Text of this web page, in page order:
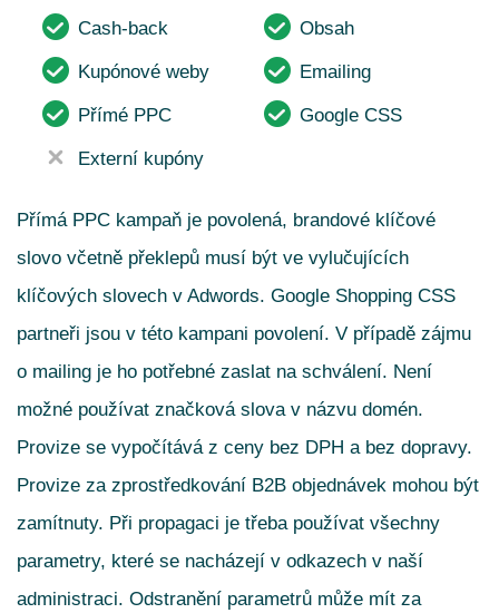
Cash-back Obsah
Kupónové weby Emailing
Přímé PPC Google CSS
Externí kupóny
Přímá PPC kampaň je povolená, brandové klíčové
slovo včetně překlepů musí být ve vylučujících
klíčových slovech v Adwords. Google Shopping CSS
partneři jsou v této kampani povolení. V případě zájmu
o mailing je ho potřebné zaslat na schválení. Není
možné používat značková slova v názvu domén.
Provize se vypočítává z ceny bez DPH a bez dopravy.
Provize za zprostředkování B2B objednávek mohou být
zamítnuty. Při propagaci je třeba používat všechny
parametry, které se nacházejí v odkazech v naší
administraci. Odstranění parametrů může mít za